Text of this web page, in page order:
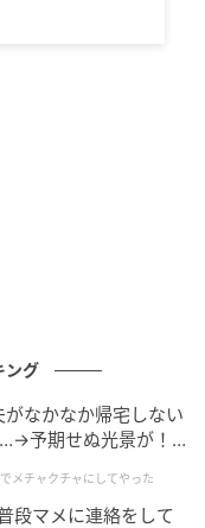
ング
なかなか帰宅しない
予期せぬ光景が！
メチャクチャにしてやった
段マメに連絡をして